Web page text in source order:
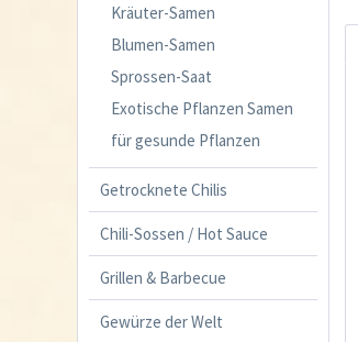
Kräuter-Samen
Blumen-Samen
Sprossen-Saat
Exotische Pflanzen Samen
für gesunde Pflanzen
Getrocknete Chilis
Chili-Sossen / Hot Sauce
Grillen & Barbecue
Gewürze der Welt